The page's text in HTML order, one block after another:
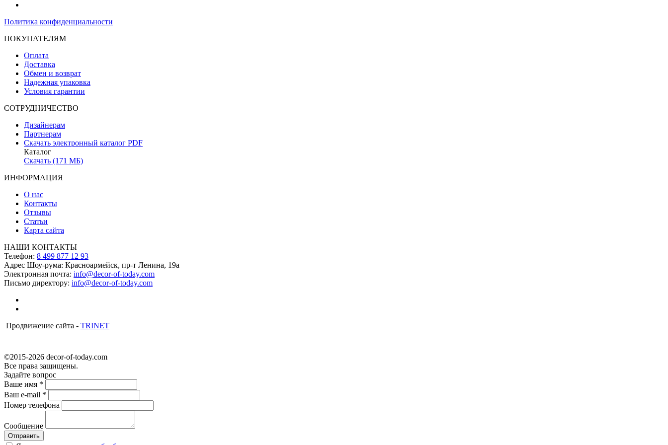
Политика конфиденциальности
ПОКУПАТЕЛЯМ
Оплата
Доставка
Обмен и возврат
Надежная упаковка
Условия гарантии
СОТРУДНИЧЕСТВО
Дизайнерам
Партнерам
Скачать электронный каталог PDF
Каталог
Скачать (171 МБ)
ИНФОРМАЦИЯ
О нас
Контакты
Отзывы
Статьи
Карта сайта
НАШИ КОНТАКТЫ
Телефон: 8 499 877 12 93
Адрес Шоу-рума: Красноармейск, пр-т Ленина, 19а
Электронная почта: info@decor-of-today.com
Письмо директору: info@decor-of-today.com
Продвижение сайта - TRINET
©2015-2026 decor-of-today.com
Все права защищены.
Задайте вопрос
Ваше имя *
Ваш e-mail *
Номер телефона
Сообщение